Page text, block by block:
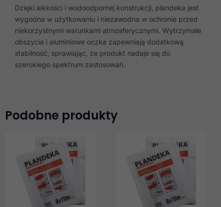
Dzięki lekkości i wodoodpornej konstrukcji, plandeka jest
wygodna w użytkowaniu i niezawodna w ochronie przed
niekorzystnymi warunkami atmosferycznymi. Wytrzymałe
obszycia i aluminiowe oczka zapewniają dodatkową
stabilność, sprawiając, że produkt nadaje się do
szerokiego spektrum zastosowań.
Podobne produkty